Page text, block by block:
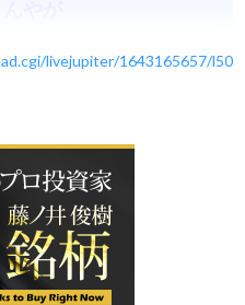
livejupiter/1643165657/l50